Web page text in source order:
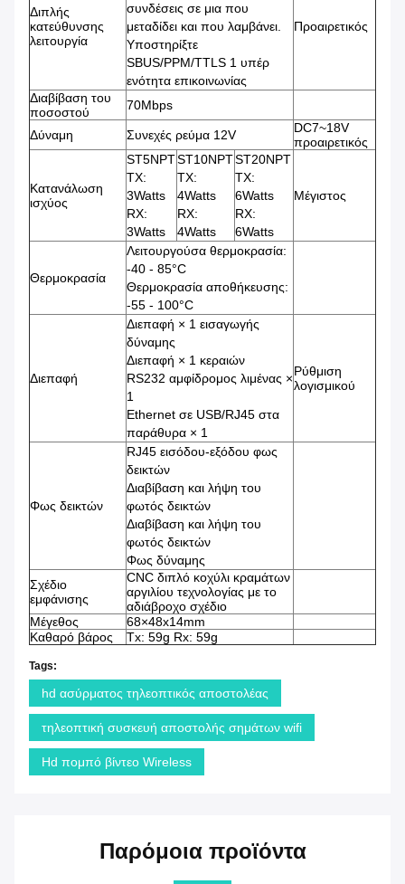
Διπλής
κατεύθυνσης
λειτουργία
συνδέσεις σε μια που
μεταδίδει και που λαμβάνει.
Υποστηρίξτε
SBUS/PPM/TTLS 1 υπέρ
ενότητα επικοινωνίας
Προαιρετικός
Διαβίβαση του
ποσοστού
70Mbps
Δύναμη Συνεχές ρεύμα 12V
DC7~18V
προαιρετικός
Κατανάλωση
ισχύος
ST5NPT
TX:
3Watts
RX:
3Watts
ST10NPT
TX:
4Watts
RX:
4Watts
ST20NPT
TX:
6Watts
RX:
6Watts
Μέγιστος
Θερμοκρασία
Λειτουργούσα θερμοκρασία:
-40 - 85°C
Θερμοκρασία αποθήκευσης:
-55 - 100°C
Διεπαφή
Διεπαφή × 1 εισαγωγής
δύναμης
Διεπαφή × 1 κεραιών
RS232 αμφίδρομος λιμένας ×
1
Ethernet σε USB/RJ45 στα
παράθυρα × 1
Ρύθμιση
λογισμικού
Φως δεικτών
RJ45 εισόδου-εξόδου φως
δεικτών
Διαβίβαση και λήψη του
φωτός δεικτών
Διαβίβαση και λήψη του
φωτός δεικτών
Φως δύναμης
Σχέδιο
εμφάνισης
CNC διπλό κοχύλι κραμάτων
αργιλίου τεχνολογίας με το
αδιάβροχο σχέδιο
Μέγεθος
68×48x14mm
Καθαρό βάρος
Tx: 59g Rx: 59g
Tags:
hd ασύρματος τηλεοπτικός αποστολέας
τηλεοπτική συσκευή αποστολής σημάτων wifi
Hd πομπό βίντεο Wireless
Παρόμοια προϊόντα